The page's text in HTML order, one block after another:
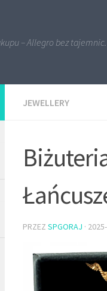
– Allegro bez tajemnic.
JEWELLERY
PRZEZ SPGORAJ ·